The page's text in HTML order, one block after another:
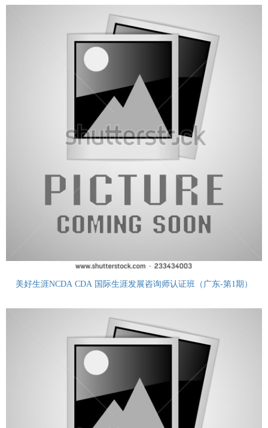
美好生涯NCDA CDA 国际生涯发展咨询师认证班（广东-第1期）